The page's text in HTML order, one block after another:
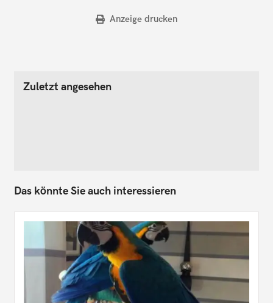
Anzeige drucken
Zuletzt angesehen
Das könnte Sie auch interessieren